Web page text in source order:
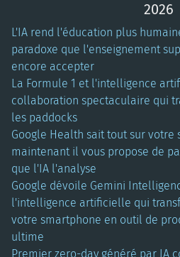
2026
L'IA rend l'éducation plus
paradoxe que l'enseignement
encore accepter
La Formule 1 et l'intelligence
collaboration spectaculaire qui
les paddocks
Google Health sait tout sur votre
maintenant il vous propose de
que l'IA l'analyse
Google dévoile Gemini
l'intelligence artificielle qui
votre smartphone en outil de
ultime
Premier zero-day généré par IA